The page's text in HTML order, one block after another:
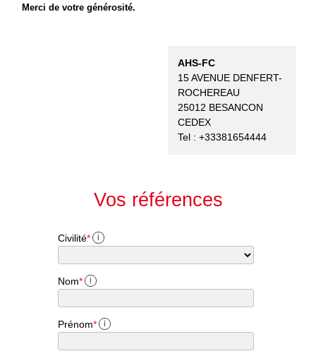
Merci de votre générosité.
AHS-FC
15 AVENUE DENFERT-
ROCHEREAU
25012 BESANCON
CEDEX
Tel : +33381654444
Vos références
Civilité* i
Nom* i
Prénom* i